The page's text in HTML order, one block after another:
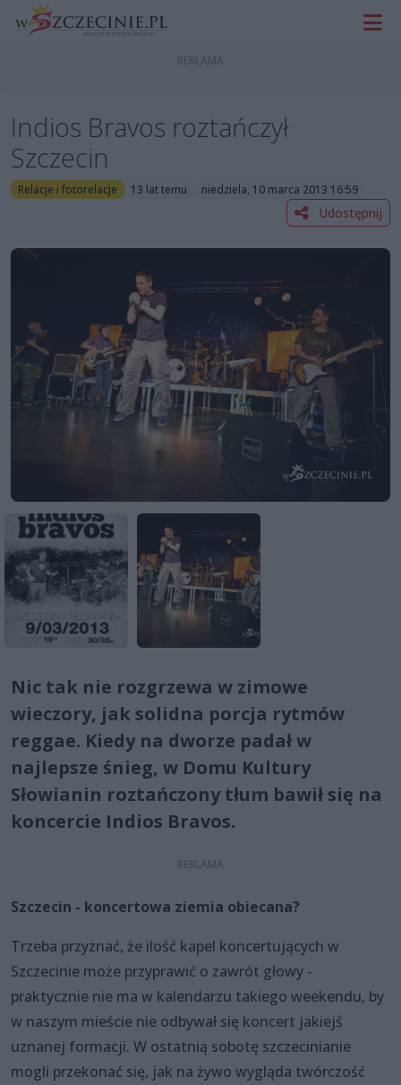
Indios Bravos roztańczył
Szczecin
Relacje i fotorelacje 13 lat temu niedziela, 10 marca 2013 16:59
Udostępnij
Nic tak nie rozgrzewa w zimowe
wieczory, jak solidna porcja rytmów
reggae. Kiedy na dworze padał w
najlepsze śnieg, w Domu Kultury
Słowianin roztańczony tłum bawił się na
koncercie Indios Bravos.
Szczecin - koncertowa ziemia obiecana?
Trzeba przyznać, że ilość kapel koncertujących w
Szczecinie może przyprawić o zawrót głowy -
praktycznie nie ma w kalendarzu takiego weekendu, by
w naszym mieście nie odbywał się koncert jakiejś
uznanej formacji. W ostatnią sobotę szczecinianie
mogli przekonać się, jak na żywo wygląda twórczość